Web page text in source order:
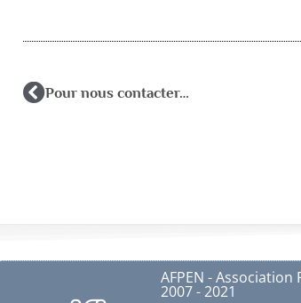
Pour nous contacter…
AFPEN -
2007 - 2021